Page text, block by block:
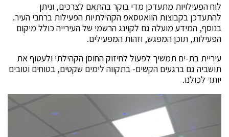
לוח הפעילויות מתעדכן מדי בוקר בהתאם לצרכים, וניתן
להתעדכן בקבוצות הוואטסאפ הקהילתיות הפעילות ברחבי העיר.
בנוסף, המידע מועלה גם לקוינג הרשמי של העירייה כולל מיקום
הפעילות, תוכן המפגש, וזהות המפעילים.
עיריית בת-ים תמשיך לפעול לחיזוק החוסן הקהילתי ולעטוף את
תושביה גם ברגעים הקשים- בתקווה לימים שקטים, בטוחים וטובים
יותר לכולנו.